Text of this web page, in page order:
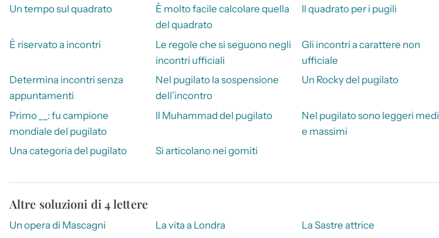
Un tempo sul quadrato
È molto facile calcolare quella
del quadrato
Il quadrato per i pugili
È riservato a incontri
Le regole che si seguono negli
incontri ufficiali
Gli incontri a carattere non
ufficiale
Determina incontri senza
appuntamenti
Nel pugilato la sospensione
dell’incontro
Un Rocky del pugilato
Primo __: fu campione
mondiale del pugilato
Il Muhammad del pugilato
Nel pugilato sono leggeri medi
e massimi
Una categoria del pugilato
Si articolano nei gomiti
Altre soluzioni di 4 lettere
Un opera di Mascagni La vita a Londra
La Sastre attrice